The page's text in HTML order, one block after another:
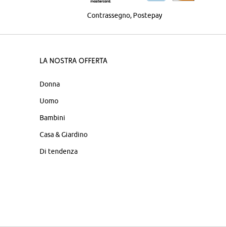
Contrassegno Postepay
La nostra offerta
Donna
Uomo
Bambini
Casa & Giardino
Di tendenza